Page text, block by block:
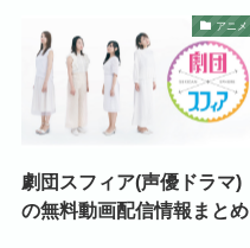
アニメ
劇団スフィア(声優ドラマ)
の無料動画配信情報まとめ